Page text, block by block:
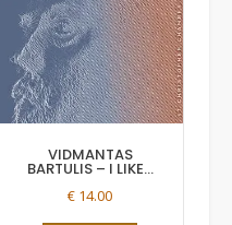
VIDMANTAS
BARTULIS – I LIKE…
€ 14.00